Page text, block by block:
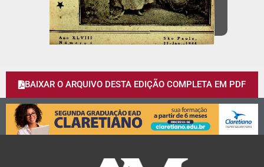
BAIXAR O ARQUIVO DESTA EDIÇÃO COMPLETA EM PDF